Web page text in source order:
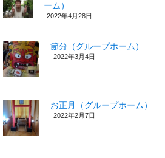
ーム）
2022年4月28日
節分（グループホーム）
2022年3月4日
お正月（グループホーム）
2022年2月7日